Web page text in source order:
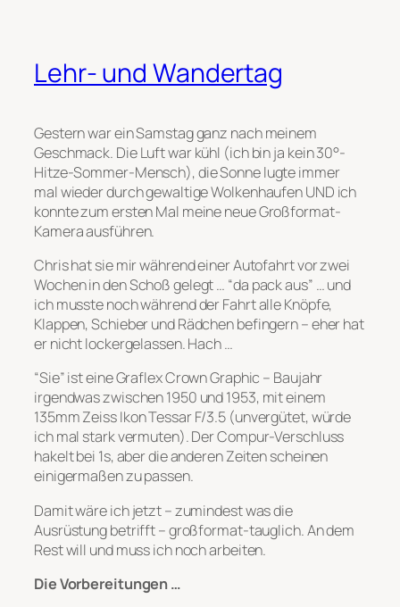
Lehr- und Wandertag
Gestern war ein Samstag ganz nach meinem
Geschmack. Die Luft war kühl (ich bin ja kein 30°-
Hitze-Sommer-Mensch), die Sonne lugte immer
mal wieder durch gewaltige Wolkenhaufen UND ich
konnte zum ersten Mal meine neue Großformat-
Kamera ausführen.
Chris hat sie mir während einer Autofahrt vor zwei
Wochen in den Schoß gelegt … “da pack aus” … und
ich musste noch während der Fahrt alle Knöpfe,
Klappen, Schieber und Rädchen befingern – eher hat
er nicht lockergelassen. Hach …
“Sie” ist eine Graflex Crown Graphic – Baujahr
irgendwas zwischen 1950 und 1953, mit einem
135mm Zeiss Ikon Tessar F/3.5 (unvergütet, würde
ich mal stark vermuten). Der Compur-Verschluss
hakelt bei 1s, aber die anderen Zeiten scheinen
einigermaßen zu passen.
Damit wäre ich jetzt – zumindest was die
Ausrüstung betrifft – großformat-tauglich. An dem
Rest will und muss ich noch arbeiten.
Die Vorbereitungen …